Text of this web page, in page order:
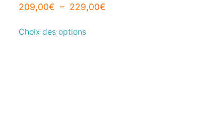
209,00€ – 229,00€
Choix des options